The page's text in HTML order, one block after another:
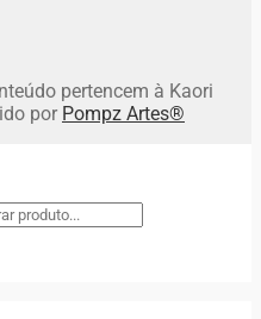
pertencem à Kaori
por Pompz Artes®